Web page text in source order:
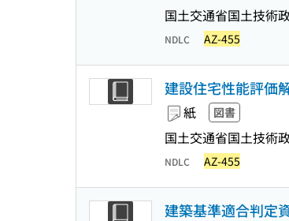
国土交通省国土技術
NDLC AZ-455
建設住宅性能評価
紙 図書
国土交通省国土技術
NDLC AZ-455
建築基準適合判定